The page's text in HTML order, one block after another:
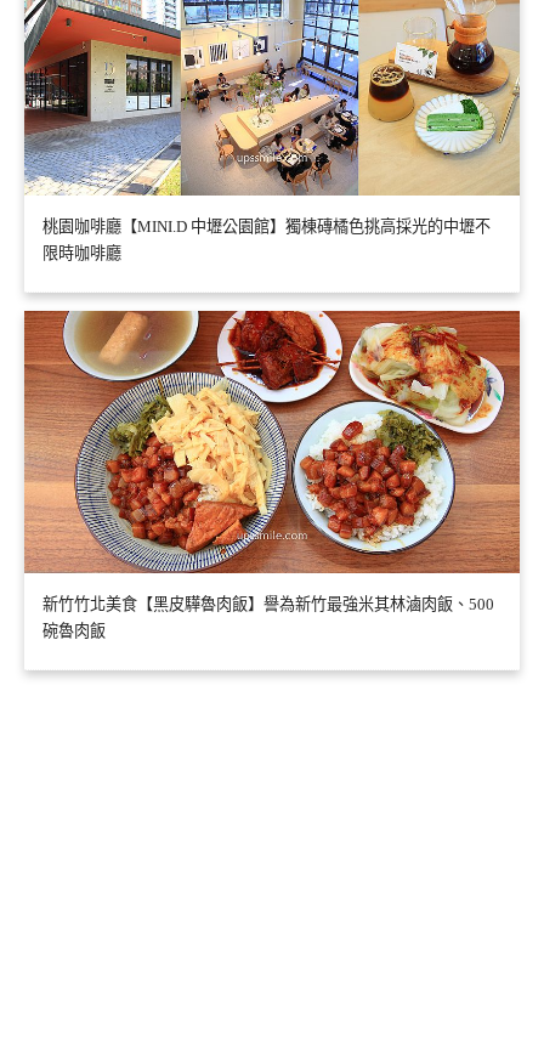
桃園咖啡廳【MINI.D 中壢公園館】獨棟磚橘色挑高採光的中壢不
限時咖啡廳
新竹竹北美食【黑皮驊魯肉飯】譽為新竹最強米其林滷肉飯、500
碗魯肉飯